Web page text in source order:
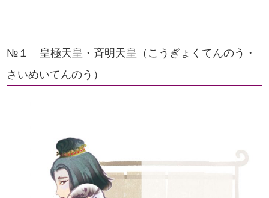
№１ 皇極天皇・斉明天皇（こうぎょくてんのう・
さいめいてんのう）